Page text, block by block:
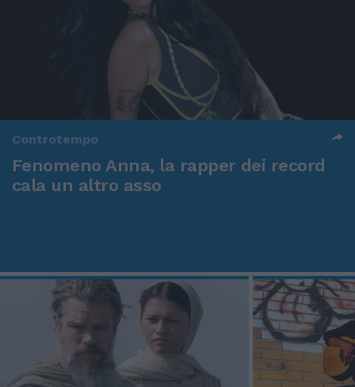
Controtempo
Fenomeno Anna, la rapper dei record
cala un altro asso